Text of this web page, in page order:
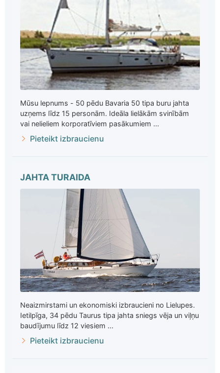
Mūsu lepnums - 50 pēdu Bavaria 50 tipa buru jahta
uzņems līdz 15 personām. Ideāla lielākām svinībām
vai nelieliem korporatīviem pasākumiem ...
Pieteikt izbraucienu
JAHTA TURAIDA
Neaizmirstami un ekonomiski izbraucieni no Lielupes.
Ietilpīga, 34 pēdu Taurus tipa jahta sniegs vēja un viļņu
baudījumu līdz 12 viesiem ...
Pieteikt izbraucienu